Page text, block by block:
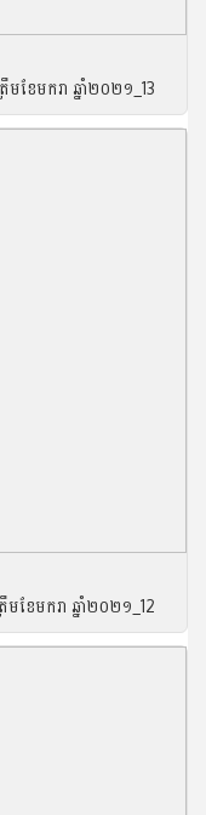
ែមករា ឆ្នាំ២០២១_13
ែមករា ឆ្នាំ២០២១_12